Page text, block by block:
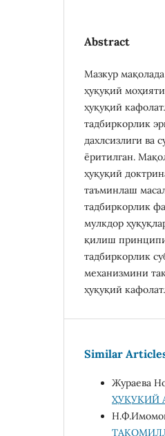
Abstract
Мазкур
ҳуқуқий
ҳуқуқий
тадбиркорлик
дахлсизлиги ва
ёритилган.
ҳуқуқий
таъминлаш
тадбиркорлик
мулкдор
қилиш
тадбиркорлик
механизмини
ҳуқуқий
Similar
Жураева
ҲУҚУҚИЙ